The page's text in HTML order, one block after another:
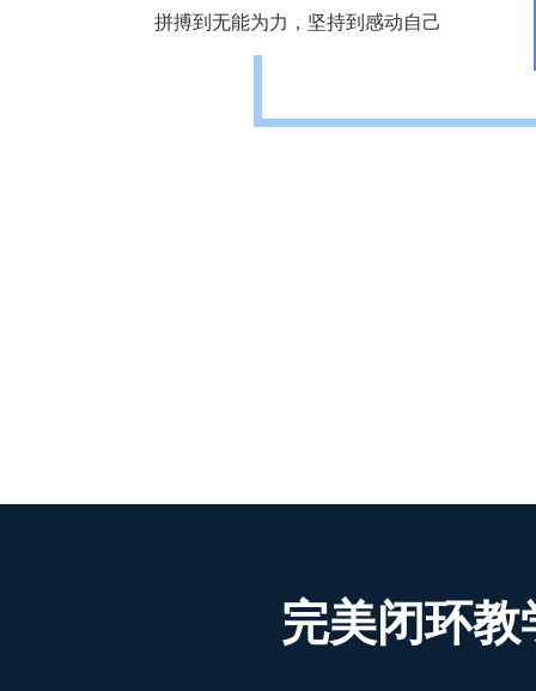
拼搏到无能为力，坚持到感动自己
完美闭环